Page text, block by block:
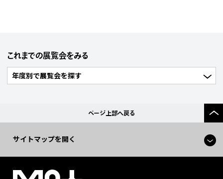
これまでの展覧会をみる
ページ上部へ戻る
サイトマップを開く